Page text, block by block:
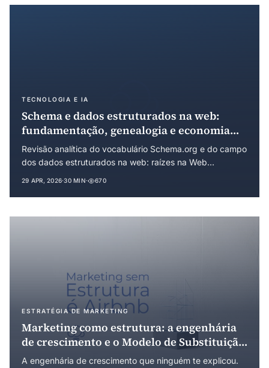
TECNOLOGIA E IA
Schema e dados estruturados na web:
fundamentação, genealogia e economia
institucional de um padrão de
coordenação informacional
Revisão analítica do vocabulário Schema.org e do campo
dos dados estruturados na web: raízes na Web
híbrida. Análise sob a Economia Institucional dos custos
29 APR, 2026·30 MIN· 670
ESTRATÉGIA DE MARKETING
Marketing como estrutura: a engenhária
de crescimento e o Modelo de Substituição
Progressiva
A engenhária de crescimento que ninguém te explicou.